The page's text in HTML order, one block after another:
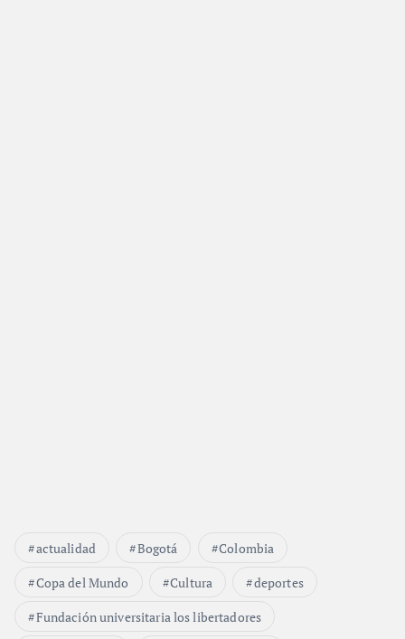
actualidad Bogotá
Colombia
Copa del Mundo
Cultura
deportes
Fundación universitaria los libertadores